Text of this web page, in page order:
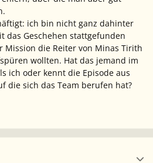
ich bin nicht ganz dahinter
das Geschehen stattgefunden
Mission die Reiter von Minas Tirith
wollten. Hat das jemand im
ich oder kennt die Episode aus
die sich das Team berufen hat?